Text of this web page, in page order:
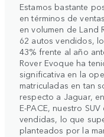
Estamos bastante
en términos de
en volumen de Land
62 autos vendidos,
43% frente al año
Rover Evoque ha
significativa en la
matriculadas en tan
respecto a Jaguar,
E-PACE, nuestro
vendidas, lo que
planteados por la